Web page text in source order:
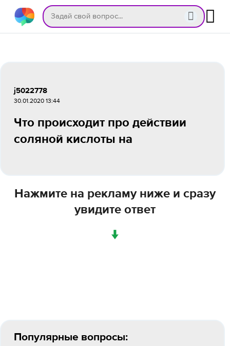
j5022778
30.01.2020 13:44
Что происходит про действии
соляной кислоты на
Нажмите на рекламу ниже и сразу
увидите ответ
↓
Популярные вопросы: